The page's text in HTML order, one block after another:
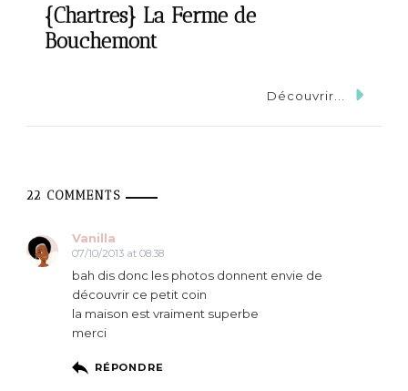
{Chartres} La Ferme de
Bouchemont
Découvrir...
22 COMMENTS
Vanilla
07/10/2013 at 08:38
bah dis donc les photos donnent envie de
découvrir ce petit coin
la maison est vraiment superbe
merci
RÉPONDRE